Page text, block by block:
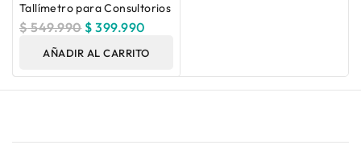
Tallímetro para Consultorios
$549.990 $ 399.990
AÑADIR AL CARRITO